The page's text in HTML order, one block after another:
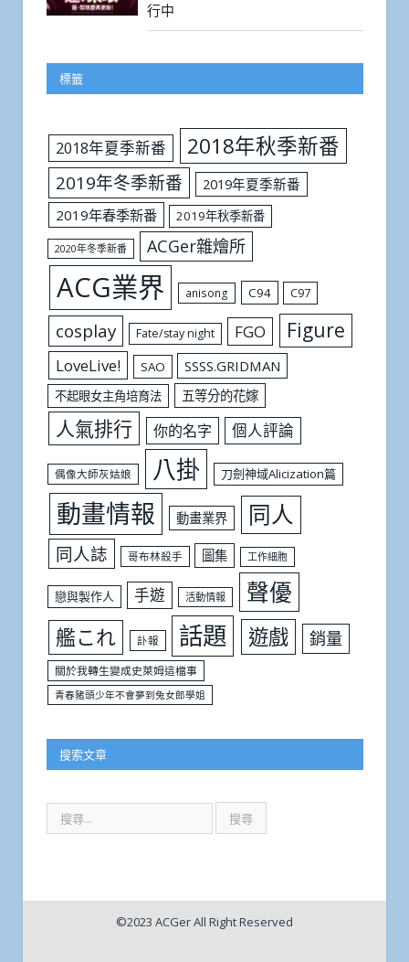
行中
標籤
2018年夏季新番 2018年秋季新番
2019年冬季新番
2019年夏季新番
2019年春季新番
2019年秋季新番
2020年冬季新番 ACGer雜燴所
ACG業界 anisong C94 C97
cosplay Fate/stay night FGO Figure
LoveLive! SAO SSSS.GRIDMAN
不起眼女主角培育法 五等分的花嫁
人氣排行 你的名字 個人評論
偶像大師灰姑娘 八掛 刀劍神域Alicization篇
動畫情報 動畫業界 同人
同人誌 哥布林殺手 圖集 工作細胞
戀與製作人 手遊 活動情報 聲優
艦これ 訃報 話題 遊戲 銷量
關於我轉生變成史萊姆這檔事
青春豬頭少年不會夢到兔女郎學姐
搜索文章
©2023 ACGer All Right Reserved